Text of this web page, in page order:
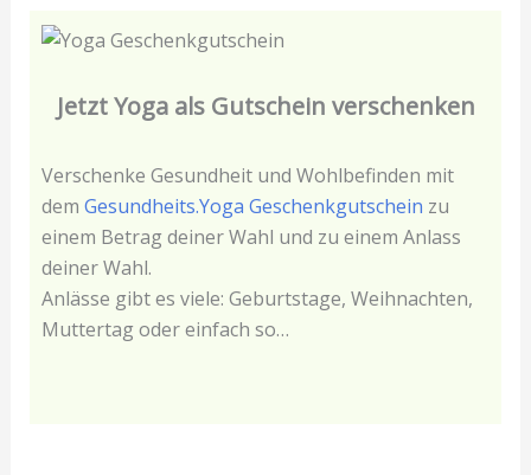
Jetzt Yoga als Gutschein verschenken
Verschenke Gesundheit und Wohlbefinden mit
demGesundheits.Yoga Geschenkgutschein zu
einem Betrag deiner Wahl und zu einem Anlass
deiner Wahl.
Anlässe gibt es viele: Geburtstage, Weihnachten,
Muttertag oder einfach so…